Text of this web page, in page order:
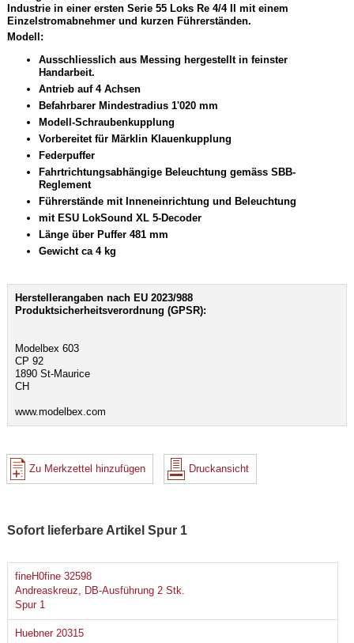
Industrie in einer ersten Serie 55 Loks Re 4/4 II mit einem
Einzelstromabnehmer und kurzen Führerständen.
Modell:
Ausschliesslich aus Messing hergestellt in feinster
Handarbeit.
Antrieb auf 4 Achsen
Befahrbarer Mindestradius 1'020 mm
Modell-Schraubenkupplung
Vorbereitet für Märklin Klauenkupplung
Federpuffer
Fahrtrichtungsabhängige Beleuchtung gemäss SBB-
Reglement
Führerstände mit Inneneinrichtung und Beleuchtung
mit ESU LokSound XL 5-Decoder
Länge über Puffer 481 mm
Gewicht ca 4 kg
Herstellerangaben nach EU 2023/988
Produktsicherheitsverordnung (GPSR):
Modelbex 603
CP 92
1890 St-Maurice
CH
www.modelbex.com
Zu Merkzettel hinzufügen Druckansicht
Sofort lieferbare Artikel Spur 1
fineH0fine 32598
Andreaskreuz, DB-Ausführung 2 Stk.
Spur 1
Huebner 20315